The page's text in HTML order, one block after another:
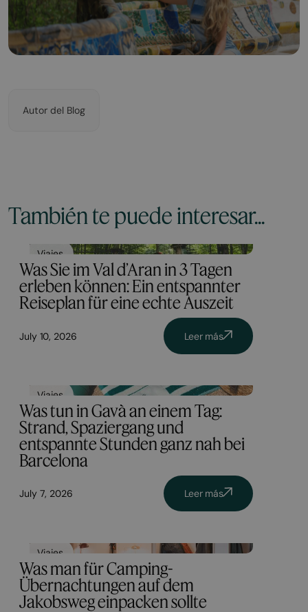
Autor del Blog
También te puede interesar...
Viajes
Was Sie im Val d’Aran in 3 Tagen
erleben können: Ein entspannter
Reiseplan für eine echte Auszeit
July 10, 2026 Leer más
Viajes
Was tun in Gavà an einem Tag:
Strand, Spaziergang und
entspannte Stunden ganz nah bei
Barcelona
July 7, 2026 Leer más
Viajes
Was man für Camping-
Übernachtungen auf dem
Jakobsweg einpacken sollte